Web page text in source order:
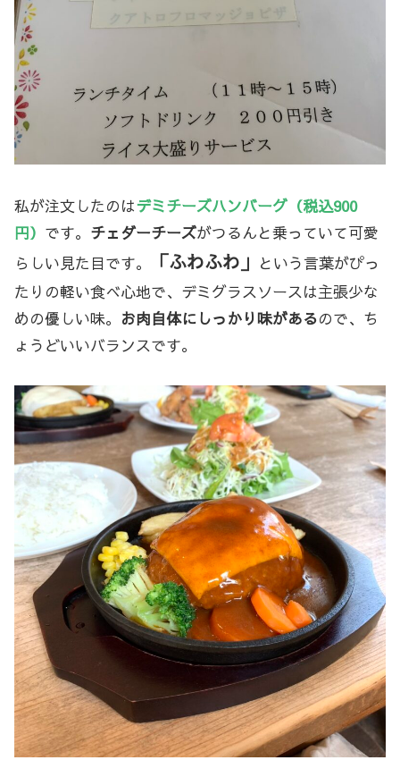
私が注文したのはデミチーズハンバーグ（税込900
円） です。 チェダーチーズがつるんと乗っていて可愛
らしい見た目です。
「ふわふわ」 という言葉がぴっ
たりの軽い食べ心地で、デミグラスソースは主張少な
めの優しい味。 お肉自体にしっかり味があるので、ち
ょうどいいバランスです。